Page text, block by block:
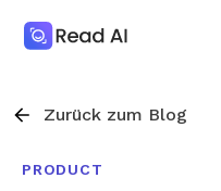
Zurück zum Blog
PRODUCT